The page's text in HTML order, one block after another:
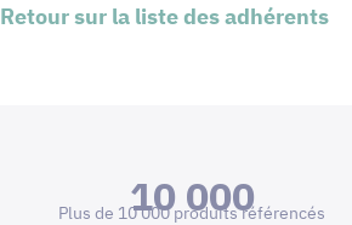
Retour sur la liste des adhérents
10 000
Plus de 10 000 produits référencés